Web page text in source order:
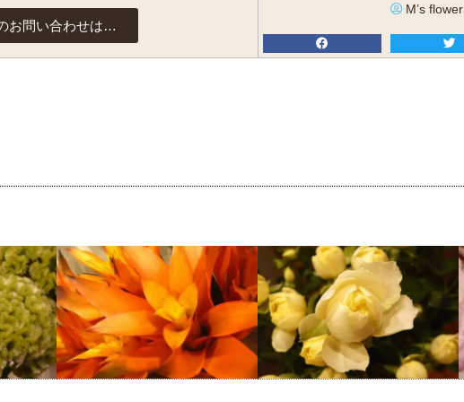
お問い合わせは…
M’s flower